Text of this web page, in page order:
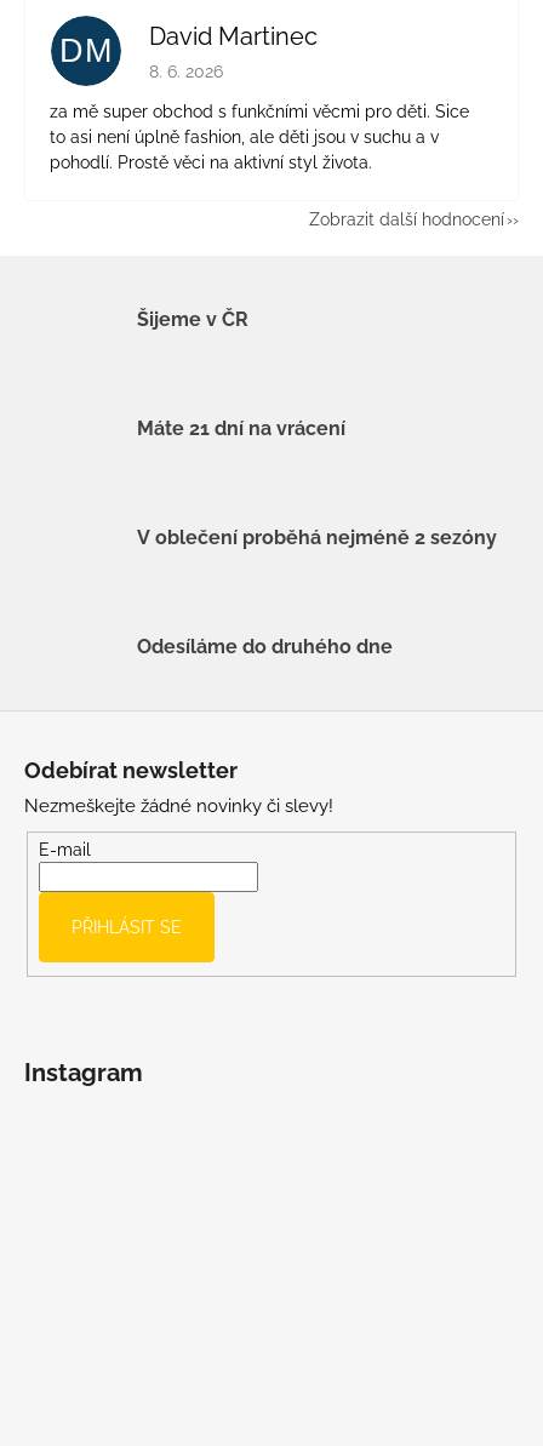
DM David Martinec
Hodnocení obchodu je 5 z 5 hvězdiček.
8. 6. 2026
za mě super obchod s funkčními věcmi pro děti. Sice
to asi není úplně fashion, ale děti jsou v suchu a v
pohodlí. Prostě věci na aktivní styl života.
Zobrazit další hodnocení
Šijeme v ČR
Máte 21 dní na vrácení
V oblečení proběhá nejméně 2 sezóny
Odesíláme do druhého dne
Odebírat newsletter
Nezmeškejte žádné novinky či slevy!
E-mail
PŘIHLÁSIT SE
Instagram